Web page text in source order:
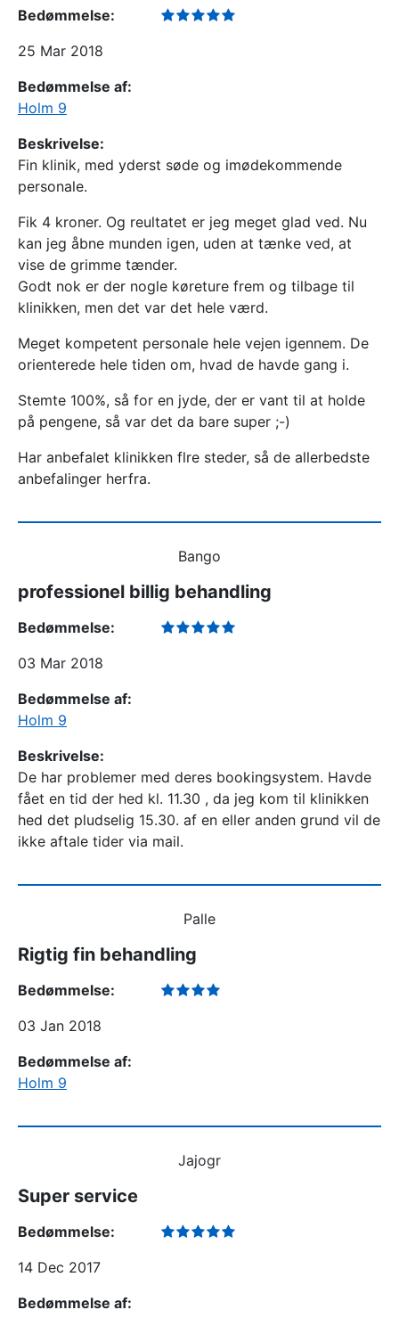
Bedømmelse:
25 Mar 2018
Bedømmelse af:
Holm 9
Beskrivelse:
Fin klinik, med yderst søde og imødekommende
personale.
Fik 4 kroner. Og reultatet er jeg meget glad ved. Nu
kan jeg åbne munden igen, uden at tænke ved, at
vise de grimme tænder.
Godt nok er der nogle køreture frem og tilbage til
klinikken, men det var det hele værd.
Meget kompetent personale hele vejen igennem. De
orienterede hele tiden om, hvad de havde gang i.
Stemte 100%, så for en jyde, der er vant til at holde
på pengene, så var det da bare super ;-)
Har anbefalet klinikken flre steder, så de allerbedste
anbefalinger herfra.
Bango
professionel billig behandling
Bedømmelse:
03 Mar 2018
Bedømmelse af:
Holm 9
Beskrivelse:
De har problemer med deres bookingsystem. Havde
fået en tid der hed kl. 11.30 , da jeg kom til klinikken
hed det pludselig 15.30. af en eller anden grund vil de
ikke aftale tider via mail.
Palle
Rigtig fin behandling
Bedømmelse:
03 Jan 2018
Bedømmelse af:
Holm 9
Jajogr
Super service
Bedømmelse:
14 Dec 2017
Bedømmelse af: